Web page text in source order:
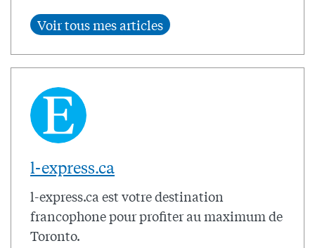
l-express.ca
l-express.ca est votre destination
francophone pour profiter au maximum de
Toronto.